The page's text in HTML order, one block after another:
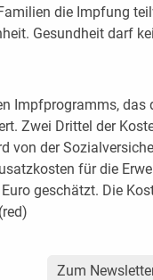
die Impfung
Gesundheit darf
Impfprogramms, das
Zwei Drittel der
von der
für die
geschätzt. Die
Zum